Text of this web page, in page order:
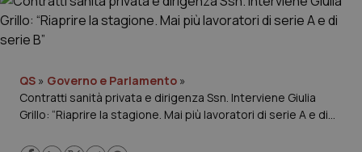
Cronache
Governo e Parlamento
Regioni e Asl
QS » Governo e Parlamento »
Contratti sanità privata e dirigenza Ssn. Interviene Giulia
Grillo: “Riaprire la stagione. Mai più lavoratori di serie A e di